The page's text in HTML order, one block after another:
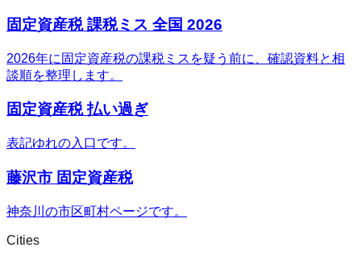
固定資産税 課税ミス 全国 2026
2026年に固定資産税の課税ミスを疑う前に、確認資料と相
談順を整理します。
固定資産税 払い過ぎ
表記ゆれの入口です。
藤沢市 固定資産税
神奈川の市区町村ページです。
Cities